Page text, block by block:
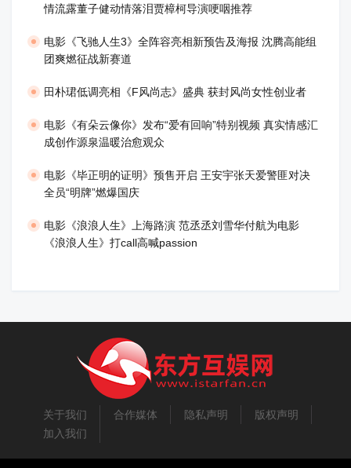
情流露董子健动情落泪贾樟柯导演哽咽推荐
电影《飞驰人生3》全阵容亮相新预告及海报 沈腾高能组
团爽燃征战新赛道
田朴珺低调亮相《F风尚志》盛典 获封风尚女性创业者
电影《有朵云像你》发布“爱有回响”特别视频 真实情感汇
成创作源泉温暖治愈观众
​电影《毕正明的证明》预售开启 王安宇张天爱警匪对决
全员“明牌”燃爆国庆
​电影《浪浪人生》上海路演 范丞丞刘雪华付航为电影
《浪浪人生》打call高喊passion
关于我们 合作媒体 隐私声明
版权声明
加入我们